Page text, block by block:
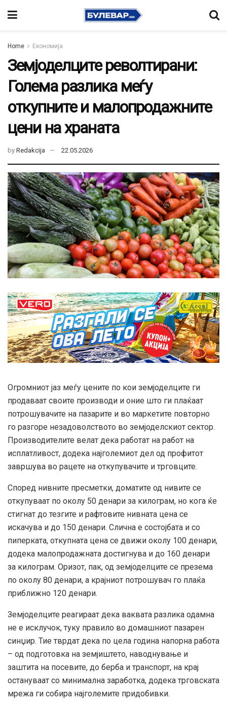
Home Економија
Земјоделците револтирани:
Голема разлика меѓу
откупните и малопродажните
цени на храната
by Redakcija 22.05.2026
Огромниот јаз меѓу цените по кои земјоделците ги
продаваат своите производи и оние што ги плаќаат
потрошувачите на пазарите и во маркетите повторно
го разгоре незадоволството во земјоделскиот сектор.
Производителите велат дека работат на работ на
исплатливост, додека најголемиот дел од профитот
завршува во рацете на откупувачите и трговците.
Според нивните пресметки, доматите од нивите се
откупуваат по околу 50 денари за килограм, но кога ќе
стигнат до тезгите и рафтовите нивната цена се
искачува и до 150 денари. Слична е состојбата и со
пиперката, откупната цена се движи околу 100 денари,
додека малопродажната достигнува и до 160 денари
за килограм. Оризот, пак, од земјоделците се презема
по околу 80 денари, а крајниот потрошувач го плаќа
приближно 120 денари.
Земјоделците реагираат дека ваквата разлика одамна
не е исклучок, туку правило во домашниот пазарен
синџир. Тие тврдат дека по цела година напорна работа
– од подготовка на земјиштето, наводнување и
заштита на посевите, до берба и транспорт, на крај
остануваат со минимална заработка, додека трговската
мрежа ги собира најголемите придобивки.